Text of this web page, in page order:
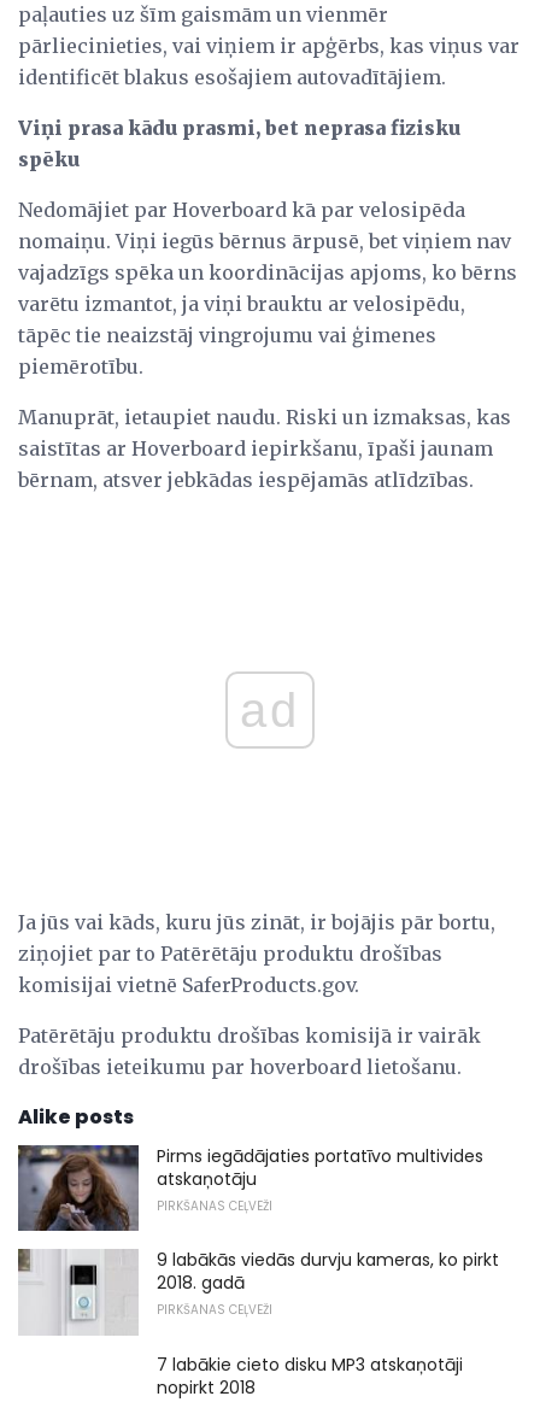
paļauties uz šīm gaismām un vienmēr
pārliecinieties, vai viņiem ir apģērbs, kas viņus var
identificēt blakus esošajiem autovadītājiem.
Viņi prasa kādu prasmi, bet neprasa fizisku
spēku
Nedomājiet par Hoverboard kā par velosipēda
nomaiņu. Viņi iegūs bērnus ārpusē, bet viņiem nav
vajadzīgs spēka un koordinācijas apjoms, ko bērns
varētu izmantot, ja viņi brauktu ar velosipēdu,
tāpēc tie neaizstāj vingrojumu vai ģimenes
piemērotību.
Manuprāt, ietaupiet naudu. Riski un izmaksas, kas
saistītas ar Hoverboard iepirkšanu, īpaši jaunam
bērnam, atsver jebkādas iespējamās atlīdzības.
ad
Ja jūs vai kāds, kuru jūs zināt, ir bojājis pār bortu,
ziņojiet par to Patērētāju produktu drošības
komisijai vietnē SaferProducts.gov.
Patērētāju produktu drošības komisijā ir vairāk
drošības ieteikumu par hoverboard lietošanu.
Alike posts
Pirms iegādājaties portatīvo multivides
atskaņotāju
PIRKŠANAS CEĻVEŽI
9 labākās viedās durvju kameras, ko pirkt
2018. gadā
PIRKŠANAS CEĻVEŽI
7 labākie cieto disku MP3 atskaņotāji
nopirkt 2018